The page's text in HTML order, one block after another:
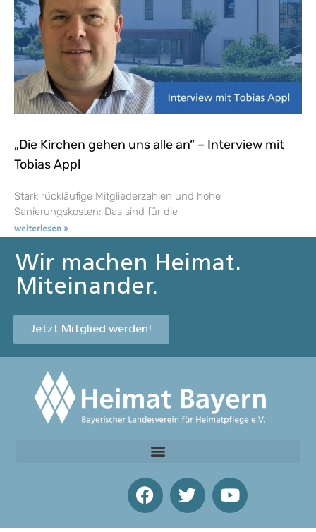
„Die Kirchen gehen uns alle an“ – Interview mit
Tobias Appl
Stark rückläufige Mitgliederzahlen und hohe
Sanierungskosten: Das sind für die
weiterlesen »
Wir machen Heimat.
Miteinander.
Jetzt Mitglied werden!